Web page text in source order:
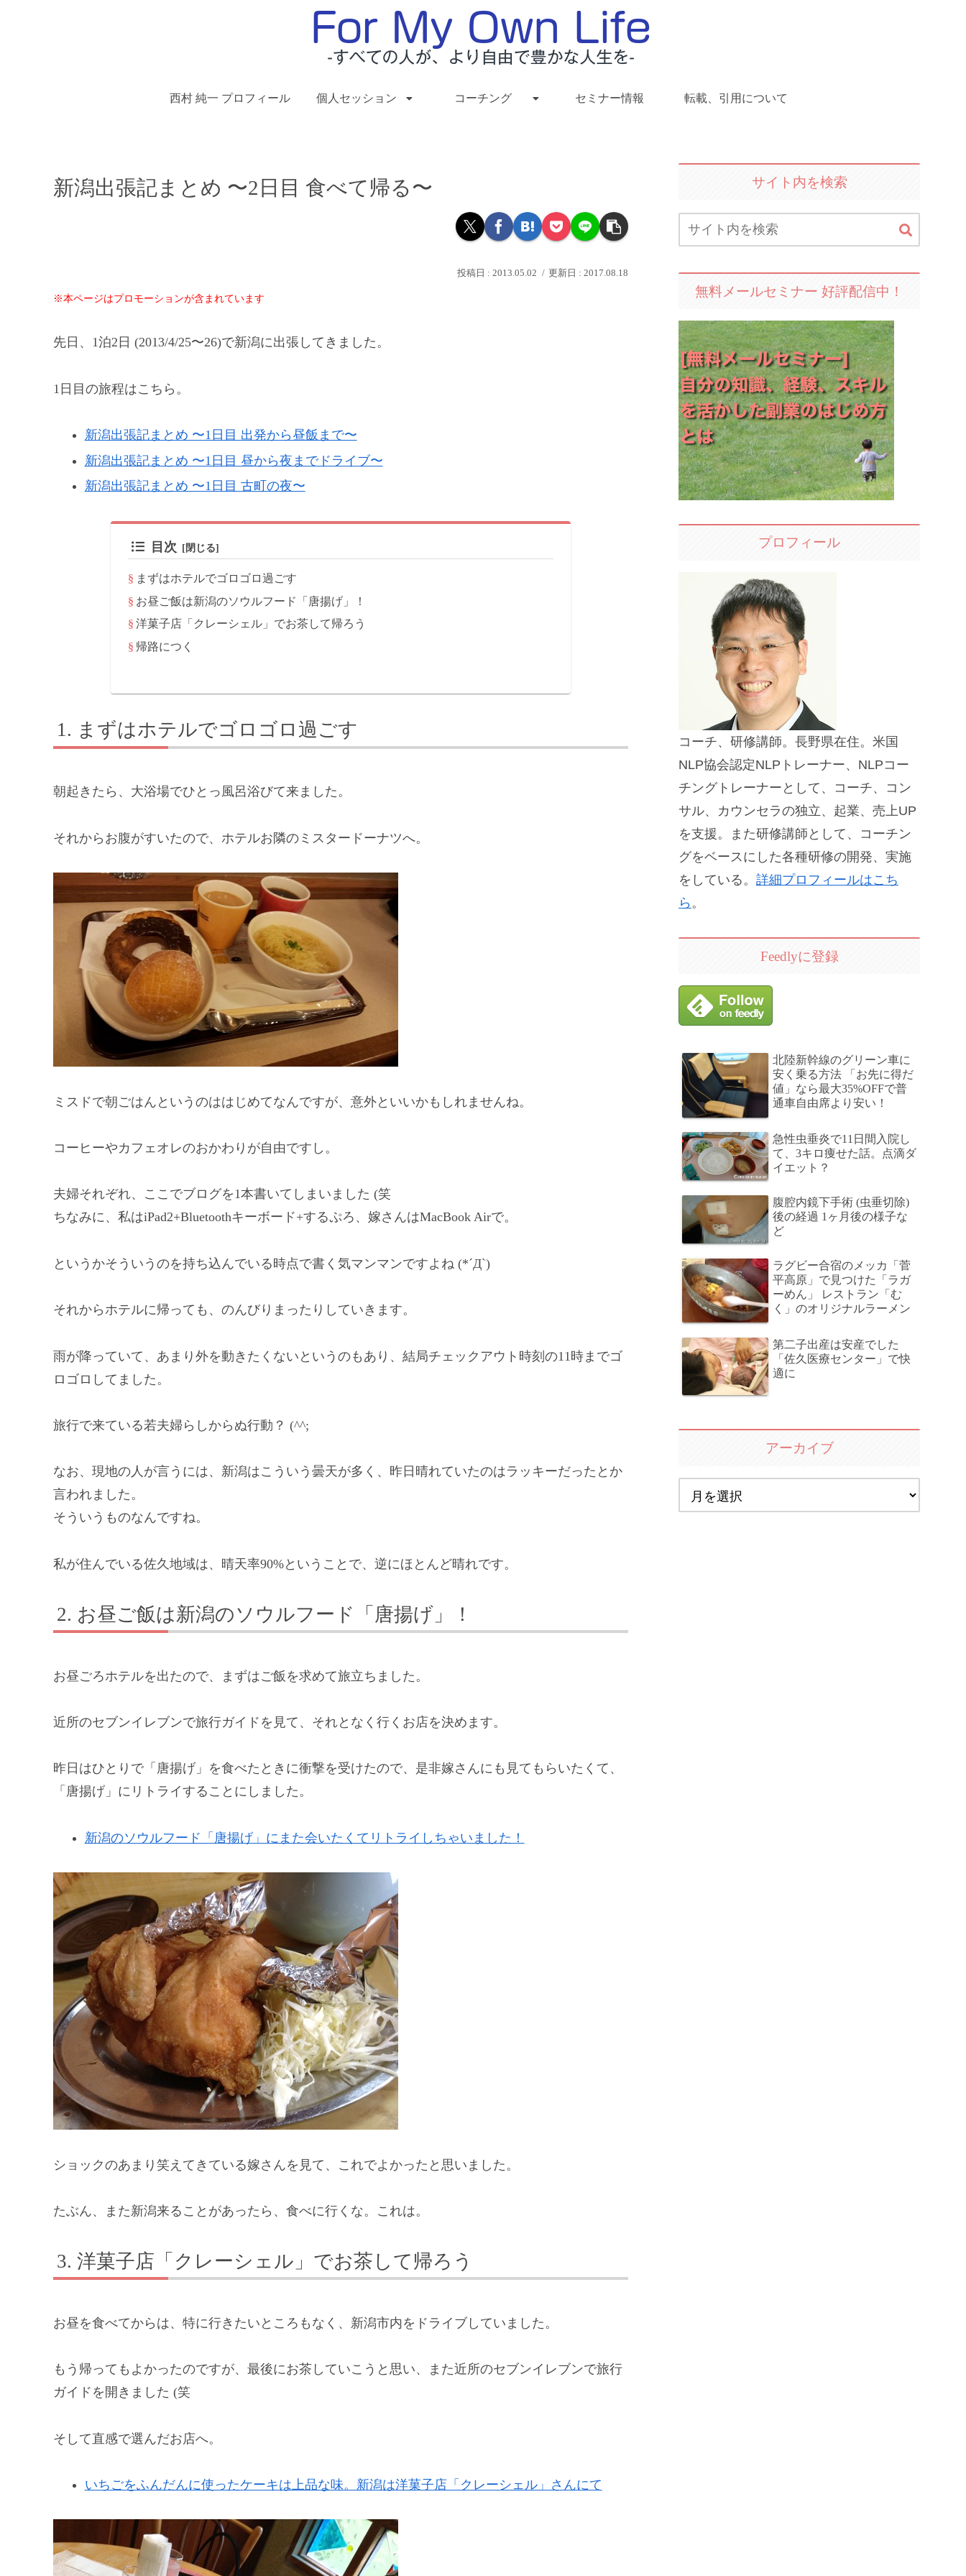
西村 純一 プロフィール 個人セッション コーチング セミナー情報 転載、引用について
新潟出張記まとめ 〜2日目 食べて帰る〜
2013.05.02 2017.08.18
※本ページはプロモーションが含まれています
先日、1泊2日 (2013/4/25〜26)で新潟に出張してきました。
1日目の旅程はこちら。
新潟出張記まとめ 〜1日目 出発から昼飯まで〜
新潟出張記まとめ 〜1日目 昼から夜までドライブ〜
新潟出張記まとめ 〜1日目 古町の夜〜
目次
まずはホテルでゴロゴロ過ごす
お昼ご飯は新潟のソウルフード「唐揚げ」！
洋菓子店「クレーシェル」でお茶して帰ろう
帰路につく
まずはホテルでゴロゴロ過ごす
朝起きたら、大浴場でひとっ風呂浴びて来ました。
それからお腹がすいたので、ホテルお隣のミスタードーナツへ。
ミスドで朝ごはんというのははじめてなんですが、意外といいかもしれませんね。
コーヒーやカフェオレのおかわりが自由ですし。
夫婦それぞれ、ここでブログを1本書いてしまいました (笑
ちなみに、私はiPad2+Bluetoothキーボード+するぷろ、嫁さんはMacBook Airで。
というかそういうのを持ち込んでいる時点で書く気マンマンですよね (*´Д`)
それからホテルに帰っても、のんびりまったりしていきます。
雨が降っていて、あまり外を動きたくないというのもあり、結局チェックアウト時刻の11時までゴ
ロゴロしてました。
旅行で来ている若夫婦らしからぬ行動？ (^^;
なお、現地の人が言うには、新潟はこういう曇天が多く、昨日晴れていたのはラッキーだったとか
言われました。
そういうものなんですね。
私が住んでいる佐久地域は、晴天率90%ということで、逆にほとんど晴れです。
お昼ご飯は新潟のソウルフード「唐揚げ」！
お昼ごろホテルを出たので、まずはご飯を求めて旅立ちました。
近所のセブンイレブンで旅行ガイドを見て、それとなく行くお店を決めます。
昨日はひとりで「唐揚げ」を食べたときに衝撃を受けたので、是非嫁さんにも見てもらいたくて、
「唐揚げ」にリトライすることにしました。
新潟のソウルフード「唐揚げ」にまた会いたくてリトライしちゃいました！
ショックのあまり笑えてきている嫁さんを見て、これでよかったと思いました。
たぶん、また新潟来ることがあったら、食べに行くな。これは。
洋菓子店「クレーシェル」でお茶して帰ろう
お昼を食べてからは、特に行きたいところもなく、新潟市内をドライブしていました。
もう帰ってもよかったのですが、最後にお茶していこうと思い、また近所のセブンイレブンで旅行
ガイドを開きました (笑
そして直感で選んだお店へ。
いちごをふんだんに使ったケーキは上品な味。新潟は洋菓子店「クレーシェル」さんにて
サイト内を検索
無料メールセミナー 好評配信中！
プロフィール
コーチ、研修講師。長野県在住。米国
NLP協会認定NLPトレーナー、NLPコー
チングトレーナーとして、コーチ、コン
サル、カウンセラの独立、起業、売上UP
を支援。また研修講師として、コーチン
グをベースにした各種研修の開発、実施
をしている。 詳細プロフィールはこち
ら 。
Feedlyに登録
北陸新幹線のグリーン車に
安く乗る方法 「お先に得だ
値」なら最大35%OFFで普
通車自由席より安い！
急性虫垂炎で11日間入院し
て、3キロ痩せた話。点滴ダ
イエット？
腹腔内鏡下手術 (虫垂切除)
後の経過 1ヶ月後の様子な
ど
ラグビー合宿のメッカ「菅
平高原」で見つけた「ラガ
ーめん」 レストラン「む
く」のオリジナルラーメン
第二子出産は安産でした
「佐久医療センター」で快
適に
アーカイブ